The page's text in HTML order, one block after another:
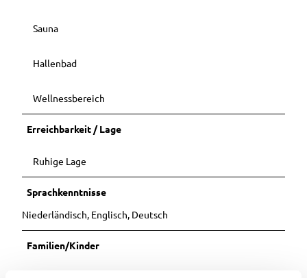
Sauna
Hallenbad
Wellnessbereich
Erreichbarkeit / Lage
Ruhige Lage
Sprachkenntnisse
Niederländisch, Englisch, Deutsch
Familien/Kinder